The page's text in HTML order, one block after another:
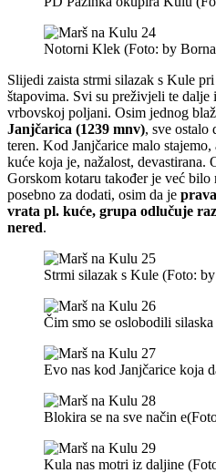
Notorni Klek (Foto: by
Slijedi zaista strmi silazak s Kule
štapovima. Svi su preživjeli te dalje
vrbovskoj poljani. Osim jednog
Janjčarica (1239 mnv), sve ostalo
teren. Kod Janjčarice malo
kuće koja je, nažalost, devastirana.
Gorskom kotaru također je već bilo
posebno za dodati, osim da je
vrata pl. kuće, grupa odlučuje
nered.
Strmi silazak s Kule (Foto:
Čim smo se oslobodili
Evo nas kod Janjčarice koja
Blokira se na sve način
Kula nas motri iz daljine